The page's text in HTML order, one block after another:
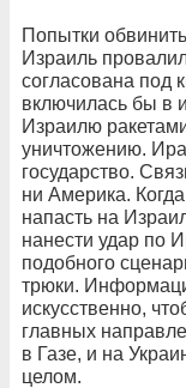
Попытки
Израиль
согласована под
включилась бы в
Израилю
уничтожению.
государство.
ни Америка.
напасть на
нанести удар по
подобного
трюки.
искусственно,
главных
в Газе, и на
целом.